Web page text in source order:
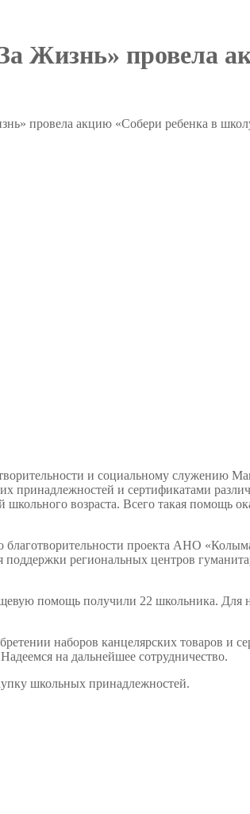
Жизнь» провела
провела акцию «Собери ребенка в
и социальному служению
принадлежностей и сертификатами
возраста. Всего такая помощь
проекта АНО
региональных центров
помощь получили 22 школьника. Для
наборов канцелярских товаров и
на дальнейшее сотрудничество.
школьных принадлежностей.